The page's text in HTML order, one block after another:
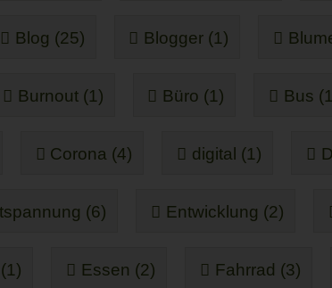
Blog (25) Blogger (1)
Burnout (1) Büro (1) Bus
Corona (4) digital (1)
(6) Entwicklung (2)
Essen (2) Fahrrad (3)